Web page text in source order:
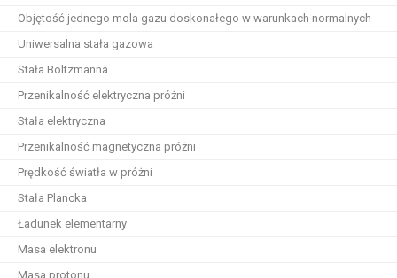
Objętość jednego mola gazu doskonałego w warunkach normalnych
Uniwersalna stała gazowa
Stała Boltzmanna
Przenikalność elektryczna próżni
Stała elektryczna
Przenikalność magnetyczna próżni
Prędkość światła w próżni
Stała Plancka
Ładunek elementarny
Masa elektronu
Masa protonu